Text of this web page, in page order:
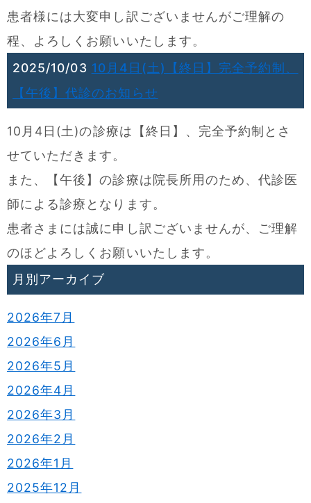
患者様には大変申し訳ございませんがご理解の
程、よろしくお願いいたします。
2025/10/03 10月4日(土)【終日】完全予約制、
【午後】代診のお知らせ
10月4日(土)の診療は【終日】、完全予約制とさ
せていただきます。
また、【午後】の診療は院長所用のため、代診医
師による診療となります。
患者さまには誠に申し訳ございませんが、ご理解
のほどよろしくお願いいたします。
月別アーカイブ
2026年7月
2026年6月
2026年5月
2026年4月
2026年3月
2026年2月
2026年1月
2025年12月